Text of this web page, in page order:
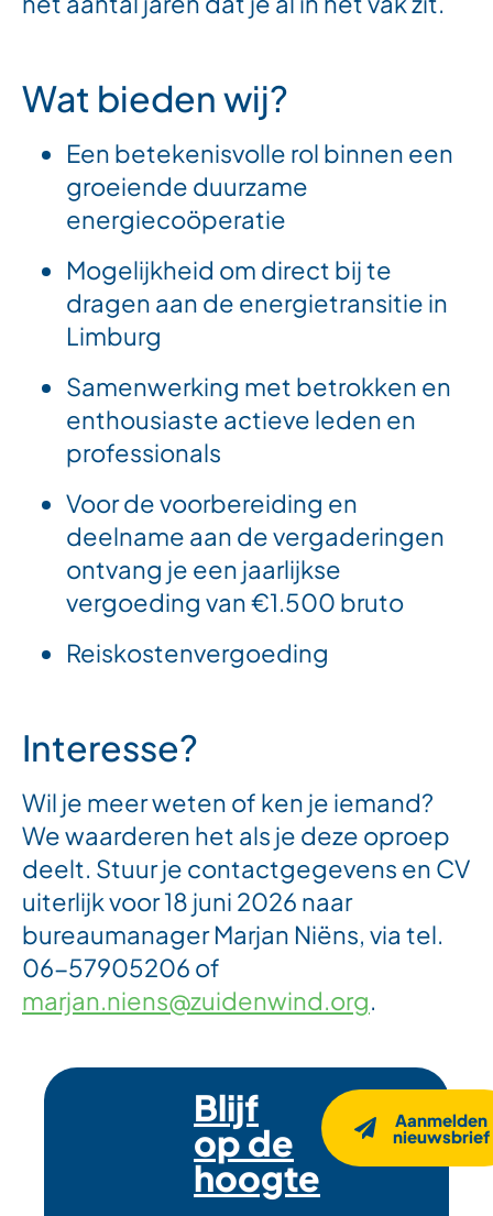
Wat bieden wij?
Een betekenisvolle rol binnen een
groeiende duurzame
energiecoöperatie
Mogelijkheid om direct bij te
dragen aan de energietransitie in
Limburg
Samenwerking met betrokken en
enthousiaste actieve leden en
professionals
Voor de voorbereiding en
deelname aan de vergaderingen
ontvang je een jaarlijkse
vergoeding van €1.500 bruto
Reiskostenvergoeding
Interesse?
Wil je meer weten of ken je iemand?
We waarderen het als je deze oproep
deelt. Stuur je contactgegevens en CV
uiterlijk voor 18 juni 2026 naar
bureaumanager Marjan Niëns, via tel.
06-57905206 of
marjan.niens@zuidenwind.org.
Blijf
op de
hoogte
Aanmelden
nieuwsbrief